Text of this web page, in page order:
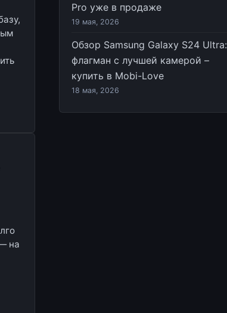
на
Pro уже в продаже
19 мая, 2026
Обзор Samsung Galaxy S24 Ultra:
флагман с лучшей камерой –
купить в Mobi-Love
18 мая, 2026